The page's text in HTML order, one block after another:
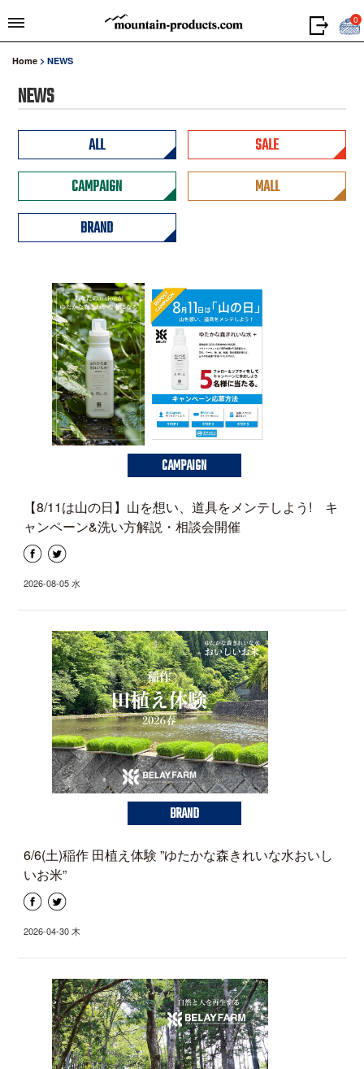
0
Home > NEWS
NEWS
ALL
SALE
CAMPAIGN
MALL
BRAND
CAMPAIGN
【8/11は山の日】山を想い、道具をメンテしよう! キ
ャンペーン&洗い方解説・相談会開催
2026-08-05 水
BRAND
6/6(土)稲作 田植え体験 ”ゆたかな森きれいな水おいし
いお米”
2026-04-30 木